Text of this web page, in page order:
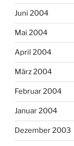
Juni 2004
Mai 2004
April 2004
März 2004
Februar 2004
Januar 2004
Dezember 2003